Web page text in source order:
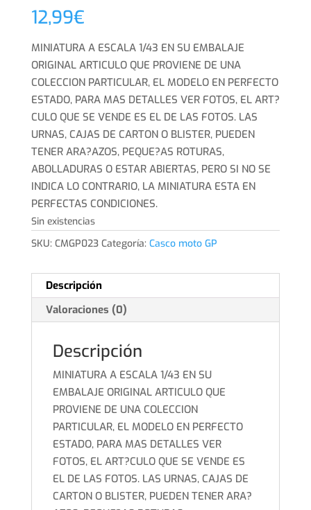
12,99€
MINIATURA A ESCALA 1/43 EN SU EMBALAJE
ORIGINAL ARTICULO QUE PROVIENE DE UNA
COLECCION PARTICULAR, EL MODELO EN PERFECTO
ESTADO, PARA MAS DETALLES VER FOTOS, EL ART?
CULO QUE SE VENDE ES EL DE LAS FOTOS. LAS
URNAS, CAJAS DE CARTON O BLISTER, PUEDEN
TENER ARA?AZOS, PEQUE?AS ROTURAS,
ABOLLADURAS O ESTAR ABIERTAS, PERO SI NO SE
INDICA LO CONTRARIO, LA MINIATURA ESTA EN
PERFECTAS CONDICIONES.
Sin existencias
SKU: CMGP023 Categoría: Casco moto GP
Descripción
Valoraciones (0)
Descripción
MINIATURA A ESCALA 1/43 EN SU
EMBALAJE ORIGINAL ARTICULO QUE
PROVIENE DE UNA COLECCION
PARTICULAR, EL MODELO EN PERFECTO
ESTADO, PARA MAS DETALLES VER
FOTOS, EL ART?CULO QUE SE VENDE ES
EL DE LAS FOTOS. LAS URNAS, CAJAS DE
CARTON O BLISTER, PUEDEN TENER ARA?